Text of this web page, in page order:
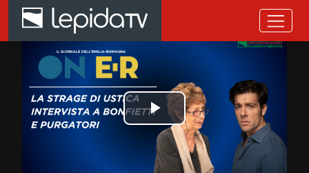
Salta al contenuto principale
Strage di Ustica, l’importanza
Riprodurre
il